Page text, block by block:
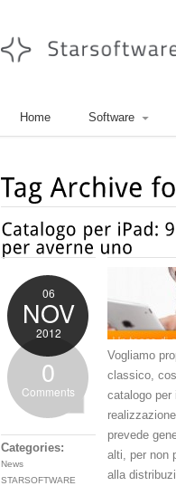
Home Software
06
NOV
2012
0
Comments
Categories:
News
STARSOFTWARE
Vogliamo
classico,
catalogo per
prevede
alti, per non
alla